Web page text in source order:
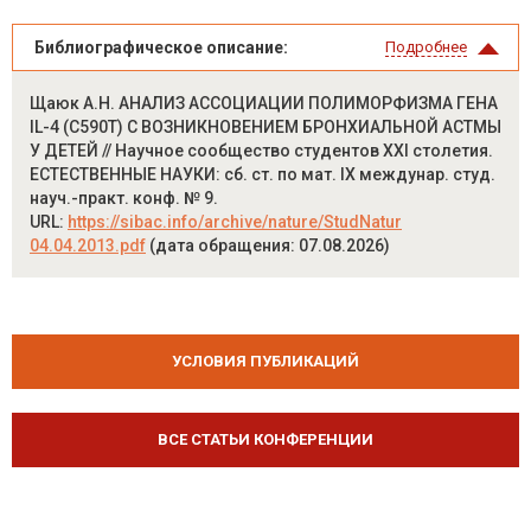
Библиографическое описание: Подробнее
Щаюк А.Н. АНАЛИЗ АССОЦИАЦИИ ПОЛИМОРФИЗМА ГЕНА
IL-4 (C590T) С ВОЗНИКНОВЕНИЕМ БРОНХИАЛЬНОЙ АСТМЫ
У ДЕТЕЙ // Научное сообщество студентов XXI столетия.
ЕСТЕСТВЕННЫЕ НАУКИ: сб. ст. по мат. IX междунар. студ.
науч.-практ. конф. № 9.
URL: https://sibac.info/archive/nature/StudNatur
04.04.2013.pdf (дата обращения: 07.08.2026)
УСЛОВИЯ ПУБЛИКАЦИЙ
ВСЕ СТАТЬИ КОНФЕРЕНЦИИ